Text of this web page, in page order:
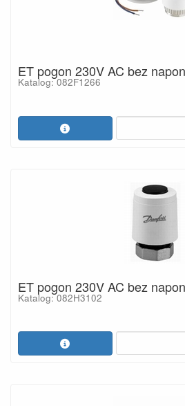
ET pogon 230V AC bez
Katalog: 082F1266
ET pogon 230V AC bez
Katalog: 082H3102